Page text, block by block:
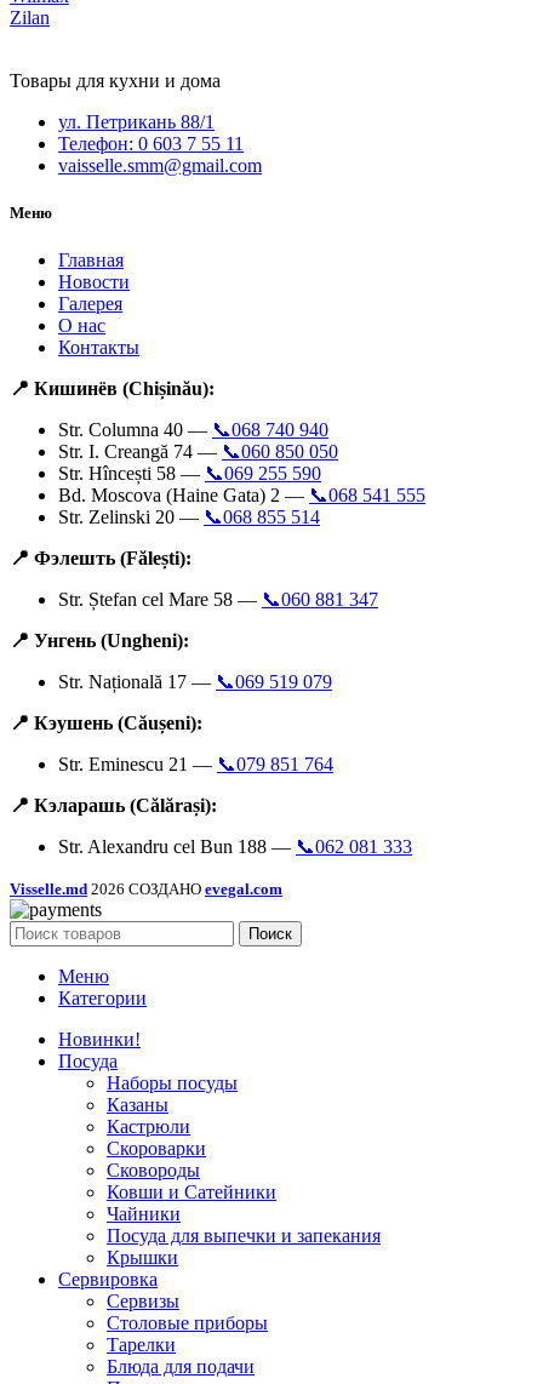
Zilan
Товары для кухни и дома
ул. Петрикань 88/1
Телефон: 0 603 7 55 11
vaisselle.smm@gmail.com
Меню
Главная
Новости
Галерея
О нас
Контакты
📍 Кишинёв (Chișinău):
Str. Columna 40 — 📞068 740 940
Str. I. Creangă 74 — 📞060 850 050
Str. Hîncești 58 — 📞069 255 590
Bd. Moscova (Haine Gata) 2 — 📞068 541 555
Str. Zelinski 20 — 📞068 855 514
📍 Фэлешть (Fălești):
Str. Ștefan cel Mare 58 — 📞060 881 347
📍 Унгень (Ungheni):
Str. Națională 17 — 📞069 519 079
📍 Кэушень (Căușeni):
Str. Eminescu 21 — 📞079 851 764
📍 Кэларашь (Călărași):
Str. Alexandru cel Bun 188 — 📞062 081 333
Visselle.md 2026 СОЗДАНО evegal.com
Поиск
Меню
Категории
Новинки!
Посуда
Наборы посуды
Казаны
Кастрюли
Скороварки
Сковороды
Ковши и Сатейники
Чайники
Посуда для выпечки и запекания
Крышки
Сервировка
Сервизы
Столовые приборы
Тарелки
Блюда для подачи